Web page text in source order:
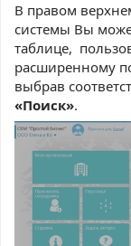
В правом
системы Вы
таблице,
расширенному
выбрав
«Поиск».